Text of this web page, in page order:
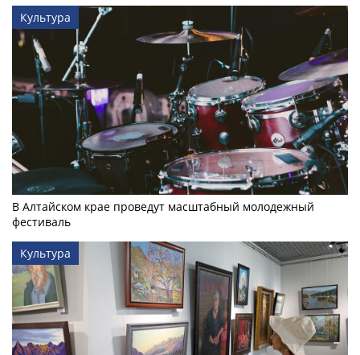
Культура
В Алтайском крае проведут масштабный молодежный
фестиваль
Культура